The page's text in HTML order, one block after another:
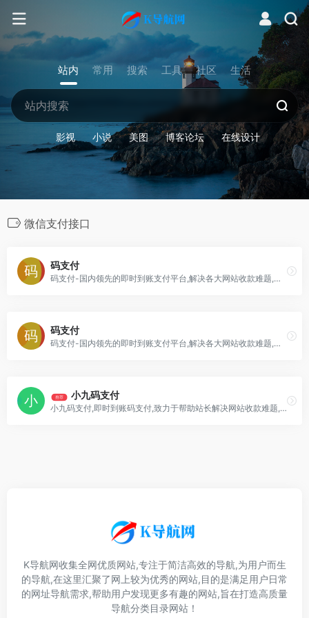
站内 常用 搜索 工具 社区 生活
影视 小说 美图 博客论坛 在线设计
微信支付接口
码支付
码支付-国内领先的即时到账支付平台,解决各大网站收款难题,兼容彩虹易支付接口,云端免挂免签约的码支付系统,保障每位商户资金即时到账,扶持站长资金回流,提供支付宝,微信,QQ钱包等众多支付收款方式！
码支付
码支付-国内领先的即时到账支付平台,解决各大网站收款难题,兼容彩虹易支付接口,云端免挂免签约的码支付系统,保障每位商户资金即时到账,扶持站长资金回流,提供支付宝
推荐 小九码支付
小九码支付,即时到账码支付,致力于帮助站长解决网站收款难题,聚合主流通道,告别繁琐的接入流程,资金即时到账,不经过第三方,扶持站长资金回流,安全可靠、方便快捷是
K导航网收集全网优质网站,专注于简洁高效的导航,为用户而生
的导航,在这里汇聚了网上较为优秀的网站,目的是满足用户日常
的网址导航需求,帮助用户发现更多有趣的网站,旨在打造高质量
导航分类目录网站！